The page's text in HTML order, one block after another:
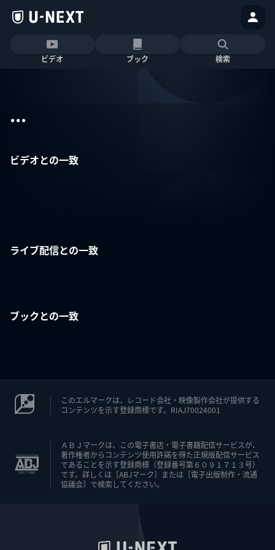
ビデオ ブック 検索
...
ビデオとの一致
ライブ配信との一致
ブックとの一致
このエルマークは、レコード会社・映像製作会社が提供する
コンテンツを示す登録商標です。RIAJ70024001
ＡＢＪマークは、この電子書店・電子書籍配信サービスが、
著作権者からコンテンツ使用許諾を得た正規版配信サービス
であることを示す登録商標（登録番号第６０９１７１３号）
です。詳しくは［ABJマーク］または［電子出版制作・流通
協議会］で検索してください。